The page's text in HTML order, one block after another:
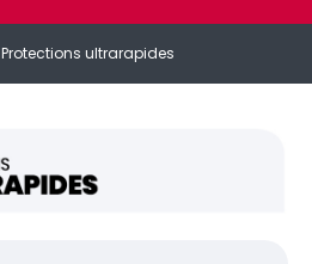
Protections ultrarapides